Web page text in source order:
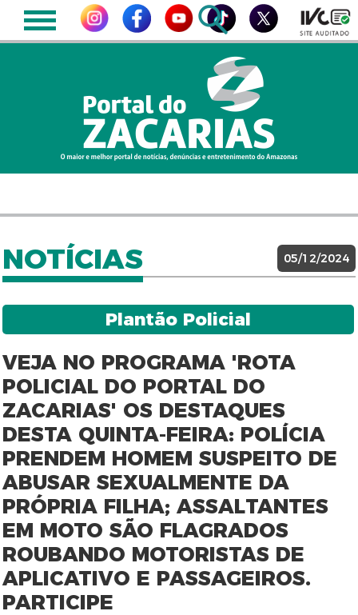
NOTÍCIAS 05/12/2024
Plantão Policial
VEJA NO PROGRAMA 'ROTA
POLICIAL DO PORTAL DO
ZACARIAS' OS DESTAQUES
DESTA QUINTA-FEIRA: POLÍCIA
PRENDEM HOMEM SUSPEITO DE
ABUSAR SEXUALMENTE DA
PRÓPRIA FILHA; ASSALTANTES
EM MOTO SÃO FLAGRADOS
ROUBANDO MOTORISTAS DE
APLICATIVO E PASSAGEIROS.
PARTICIPE